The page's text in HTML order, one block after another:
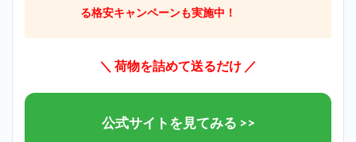
る格安キャンペーンも実施中！
＼ 荷物を詰めて送るだけ ／
公式サイトを見てみる >>